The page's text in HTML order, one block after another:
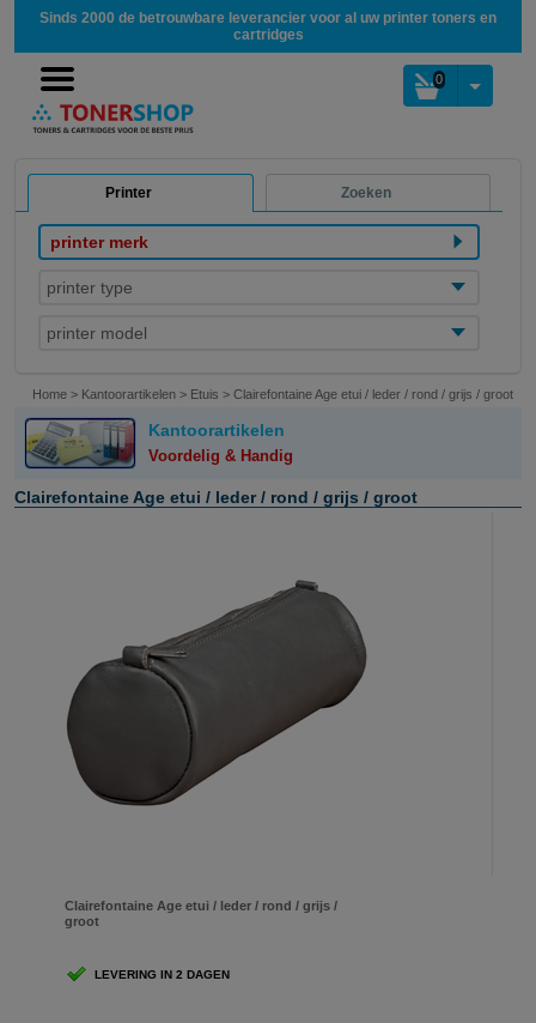
Sinds 2000 de betrouwbare leverancier voor al uw printer toners en
cartridges
0
Printer Zoeken
printer merk
printer type
printer model
Home > Kantoorartikelen > Etuis > Clairefontaine Age etui / leder / rond / grijs / groot
Kantoorartikelen
Voordelig & Handig
Clairefontaine Age etui / leder / rond / grijs / groot
Clairefontaine Age etui / leder / rond / grijs /
groot
LEVERING IN 2 DAGEN